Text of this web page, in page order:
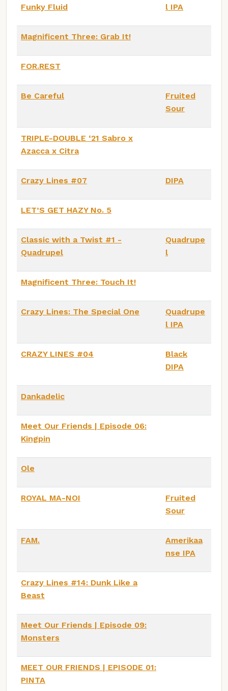
Funky Fluid
l IPA
Magnificent Three: Grab It!
FOR.REST
Be Careful
Fruited
Sour
TRIPLE-DOUBLE ‘21 Sabro x
Azacca x Citra
Crazy Lines #07 DIPA
LET’S GET HAZY No. 5
Classic with a Twist #1 -
Quadrupel
Quadrupe
l
Magnificent Three: Touch It!
Crazy Lines: The Special One
Quadrupe
l IPA
CRAZY LINES #04
Black
DIPA
Dankadelic
Meet Our Friends | Episode 06:
Kingpin
Ole
ROYAL MA-NOI
Fruited
Sour
FAM.
Amerikaa
nse IPA
Crazy Lines #14: Dunk Like a
Beast
Meet Our Friends | Episode 09:
Monsters
MEET OUR FRIENDS | EPISODE 01:
PINTA